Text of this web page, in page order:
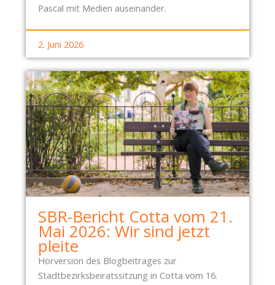
Pascal mit Medien auseinander.
2. Juni 2026
SBR-Bericht Cotta vom 21.
Mai 2026: Wir sind jetzt
pleite
Hörversion des Blogbeitrages zur
Stadtbezirksbeiratssitzung in Cotta vom 16.